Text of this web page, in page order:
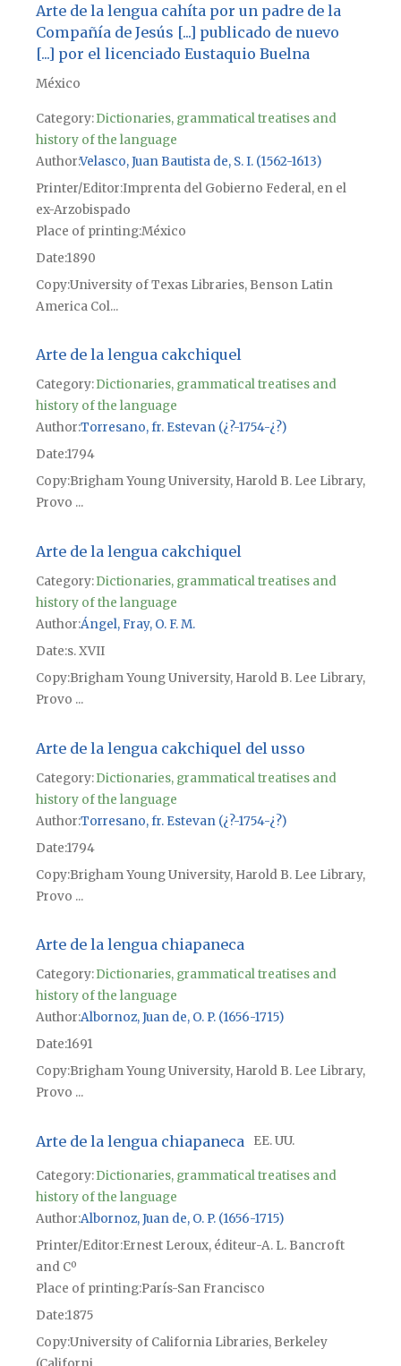
Arte de la lengua cahíta por un padre de la
Compañía de Jesús [...] publicado de nuevo
[...] por el licenciado Eustaquio Buelna
México
Category:Dictionaries, grammatical treatises and
history of the language
AuthorVelasco, Juan Bautista de, S. I. (1562-1613)
Printer/Editor Imprenta del Gobierno Federal, en el
ex-Arzobispado
Place of printingMéxico
Date1890
CopyUniversity of Texas Libraries, Benson Latin
America Col...
Arte de la lengua cakchiquel
Category:Dictionaries, grammatical treatises and
history of the language
Author Torresano, fr. Estevan (¿?-1754-¿?)
Date1794
CopyBrigham Young University, Harold B. Lee Library,
Provo ...
Arte de la lengua cakchiquel
Category:Dictionaries, grammatical treatises and
history of the language
Author Ángel, Fray, O. F. M.
Date s. XVII
CopyBrigham Young University, Harold B. Lee Library,
Provo ...
Arte de la lengua cakchiquel del usso
Category:Dictionaries, grammatical treatises and
history of the language
Author Torresano, fr. Estevan (¿?-1754-¿?)
Date1794
CopyBrigham Young University, Harold B. Lee Library,
Provo ...
Arte de la lengua chiapaneca
Category:Dictionaries, grammatical treatises and
history of the language
Author Albornoz, Juan de, O. P. (1656-1715)
Date1691
CopyBrigham Young University, Harold B. Lee Library,
Provo ...
Arte de la lengua chiapaneca EE. UU.
Category:Dictionaries, grammatical treatises and
history of the language
Author Albornoz, Juan de, O. P. (1656-1715)
Printer/Editor Ernest Leroux, éditeur-A. L. Bancroft
and Cº
Place of printingParís-San Francisco
Date1875
CopyUniversity of California Libraries, Berkeley